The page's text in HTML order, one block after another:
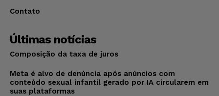
Contato
Últimas notícias
Composição da taxa de juros
Meta é alvo de denúncia após anúncios com
conteúdo sexual infantil gerado por IA circularem em
suas plataformas